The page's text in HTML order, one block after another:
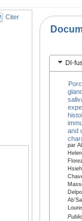
Citer
DI-
and
par